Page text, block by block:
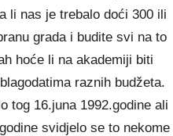
li nas je trebalo doći 300 ili
grada i budite svi na to
hoće li na akademiji biti
raznih budžeta.
tog 16.juna 1992.godine ali
svidjelo se to nekome